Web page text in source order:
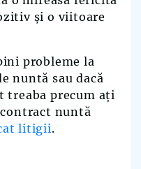
și o viitoare
probleme la
nuntă sau dacă
treaba precum ați
nuntă
litigii.